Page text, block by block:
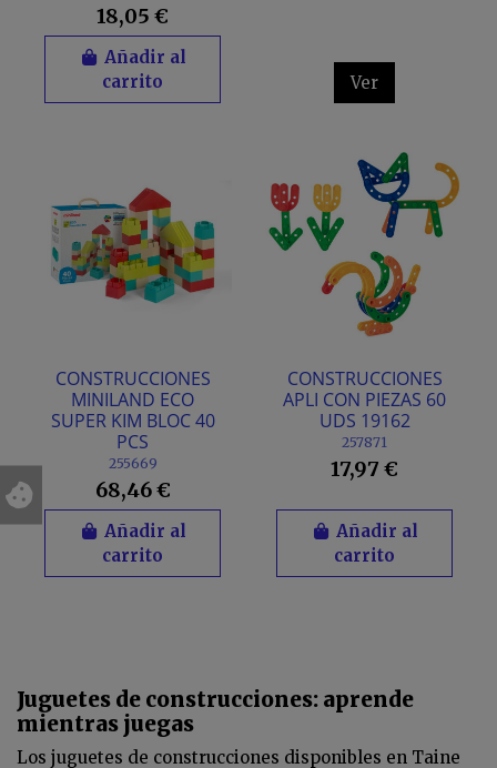
18,05 €
Añadir al
carrito
Ver
CONSTRUCCIONES
MINILAND ECO
SUPER KIM BLOC 40
PCS
255669
68,46 €
Añadir al
carrito
CONSTRUCCIONES
APLI CON PIEZAS 60
UDS 19162
257871
17,97 €
Añadir al
carrito
Juguetes de construcciones: aprende
mientras juegas
Los juguetes de construcciones disponibles en Taine